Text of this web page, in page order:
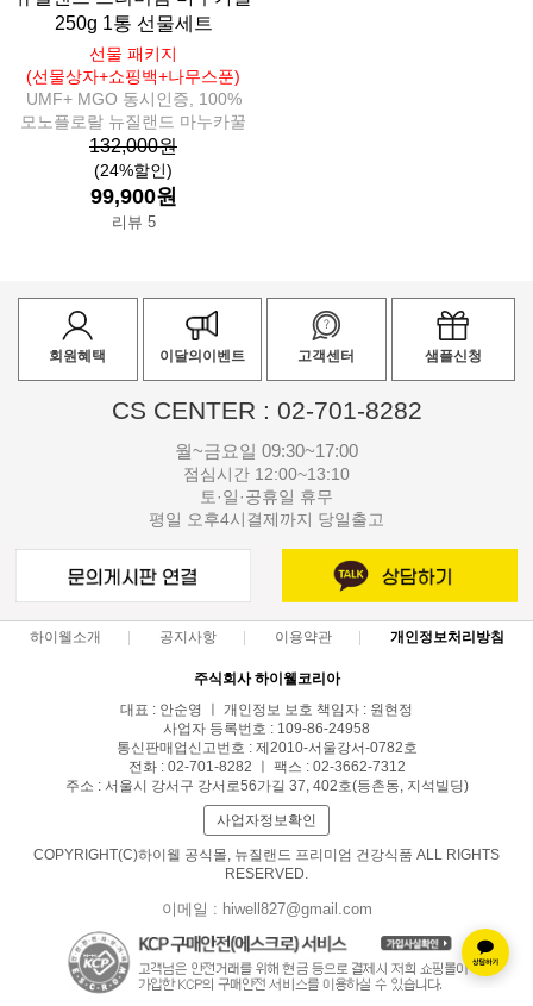
250g 1통 선물세트
선물 패키지
(선물상자+쇼핑백+나무스푼)
UMF+ MGO 동시인증, 100%
모노플로랄 뉴질랜드 마누카꿀
132,000원
(24%할인)
99,900원
리뷰 5
회원혜택 이달의이벤트 고객센터 샘플신청
CS CENTER : 02-701-8282
월~금요일 09:30~17:00
점심시간 12:00~13:10
토·일·공휴일 휴무
평일 오후4시결제까지 당일출고
하이웰소개 공지사항 이용약관 개인정보처리방침
주식회사 하이웰코리아
대표 : 안순영 ㅣ 개인정보 보호 책임자 : 원현정
사업자 등록번호 : 109-86-24958
통신판매업신고번호 : 제2010-서울강서-0782호
전화 : 02-701-8282 ㅣ 팩스 : 02-3662-7312
주소 : 서울시 강서구 강서로56가길 37, 402호(등촌동, 지석빌딩)
사업자정보확인
COPYRIGHT(C)하이웰 공식몰, 뉴질랜드 프리미엄 건강식품 ALL RIGHTS
RESERVED.
이메일 : hiwell827@gmail.com